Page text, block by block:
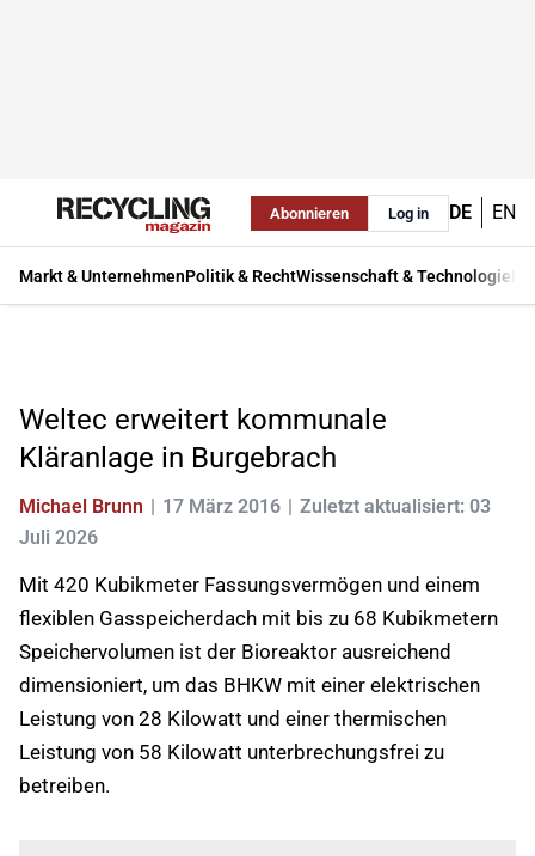
Abonnieren Log in DE EN
Markt & UnternehmenPolitik & RechtWissenschaft & Technologie
Weltec erweitert kommunale
Kläranlage in Burgebrach
Michael Brunn 17 März 2016
Zuletzt aktualisiert: 03
Juli 2026
Mit 420 Kubikmeter Fassungsvermögen und einem
flexiblen Gasspeicherdach mit bis zu 68 Kubikmetern
Speichervolumen ist der Bioreaktor ausreichend
dimensioniert, um das BHKW mit einer elektrischen
Leistung von 28 Kilowatt und einer thermischen
Leistung von 58 Kilowatt unterbrechungsfrei zu
betreiben.